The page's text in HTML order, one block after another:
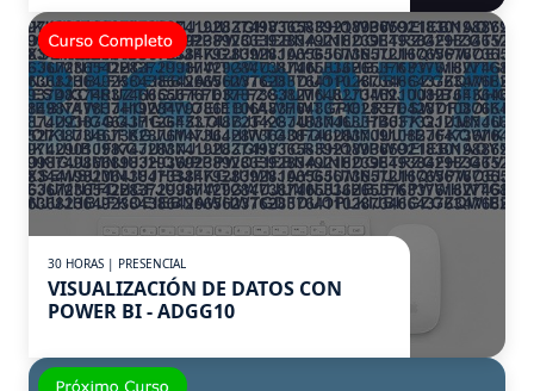
30 HORAS | PRESENCIAL
VISUALIZACIÓN DE DATOS CON
POWER BI - ADGG10